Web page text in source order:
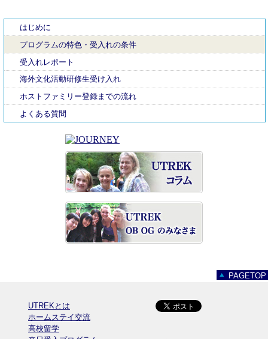
はじめに
プログラムの特色・受入れの条件
受入れレポート
海外文化活動研修生受け入れ
ホストファミリー登録までの流れ
よくある質問
PAGETOP
UTREKとは
ホームステイ交流
高校留学